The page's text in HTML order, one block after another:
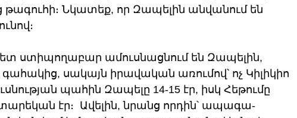
Նկատեք, որ Զապելին անվանում են
ստիպողաբար ամուսնացնում են Զապելին,
սակայն իրավական առումով՝ ոչ Կիլիկիո
պահին Զապելը 14-15 էր, իսկ Հեթումը
տարեկան էր։  Ավելին, նրանց որդին՝ ապագա-